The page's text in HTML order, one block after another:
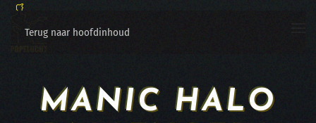
Terug naar hoofdinhoud
MANIC HALO